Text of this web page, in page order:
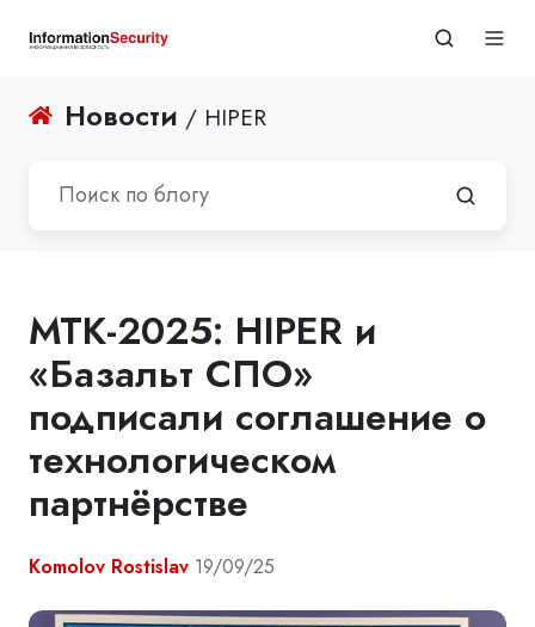
Новости / HIPER
МТК-2025: HIPER и
«Базальт СПО»
подписали соглашение о
технологическом
партнёрстве
Komolov Rostislav 19/09/25